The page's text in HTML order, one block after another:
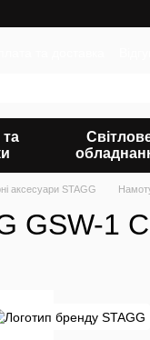
аксесуари STAGG
GSW-1